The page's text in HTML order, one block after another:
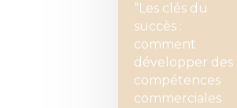
“Les clés du
succès :
comment
développer des
compétences
commerciales